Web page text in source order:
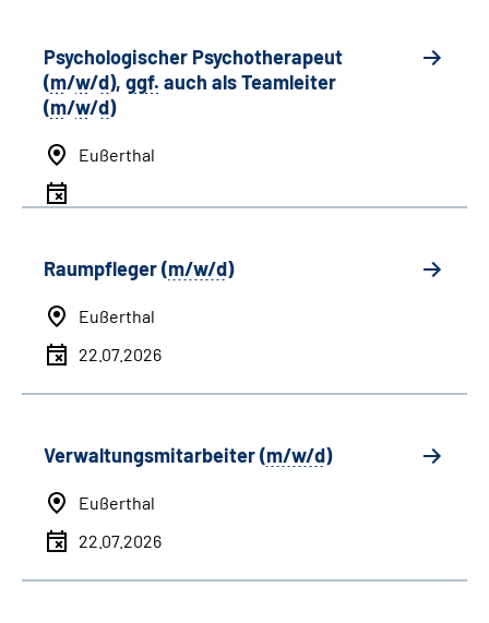
Psychologischer Psychotherapeut
(m/w/d), ggf. auch alsTeamleiter
(m/w/d)
Eußerthal
Raumpfleger (m/w/d)
Eußerthal
22.07.2026
Verwaltungsmitarbeiter (m/w/d)
Eußerthal
22.07.2026